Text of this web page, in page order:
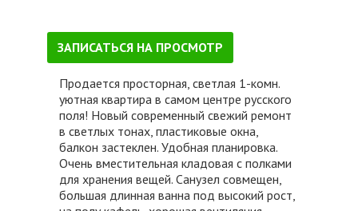
ЗАПИСАТЬСЯ НА ПРОСМОТР
Продается просторная, светлая 1-комн.
уютная квартира в самом центре русского
поля! Новый современный свежий ремонт
в светлых тонах, пластиковые окна,
балкон застеклен. Удобная планировка.
Очень вместительная кладовая с полками
для хранения вещей. Санузел совмeщeн,
большая длинная ванна под высокий рост,